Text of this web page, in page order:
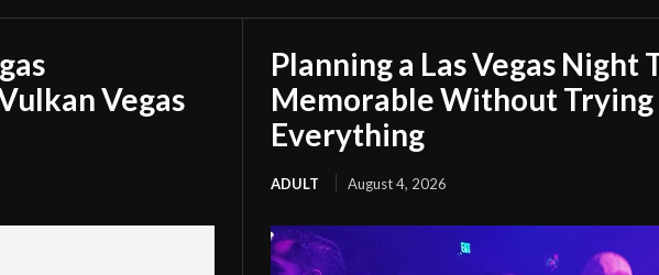
Vegas
Planning a Las Vegas Night
Memorable Without Trying
Everything
ADULT August 4, 2026